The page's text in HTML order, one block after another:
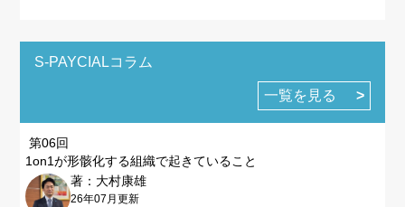
S-PAYCIALコラム
一覧を見る
第06回
1on1が形骸化する組織で起きていること
著：大村康雄
26年07月更新